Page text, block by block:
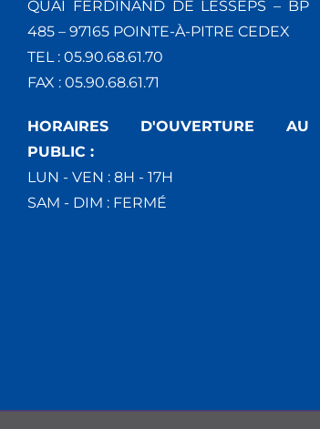
QUAI FERDINAND DE LESSEPS – BP
485 – 97165 POINTE-À-PITRE CEDEX
TEL : 05.90.68.61.70
FAX : 05.90.68.61.71
HORAIRES D'OUVERTURE AU
PUBLIC :
LUN - VEN : 8H - 17H
SAM - DIM : FERMÉ